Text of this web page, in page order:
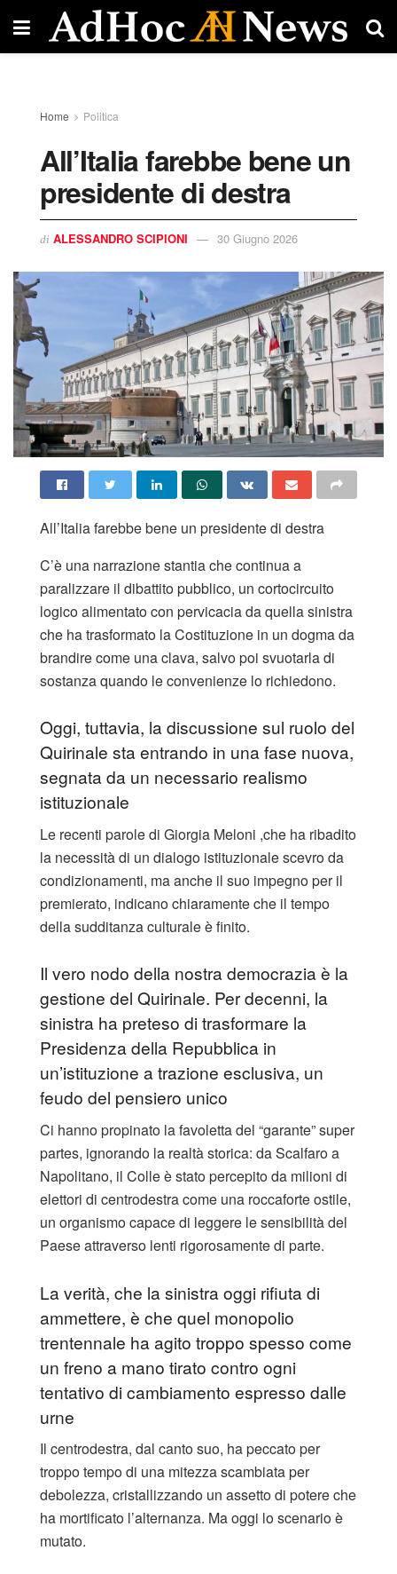
Home Politica
All’Italia farebbe bene un
presidente di destra ​
di ALESSANDRO SCIPIONI 30 Giugno 2026
All’Italia farebbe bene un presidente di destra
​C’è una narrazione stantia che continua a
paralizzare il dibattito pubblico, un cortocircuito
logico alimentato con pervicacia da quella sinistra
che ha trasformato la Costituzione in un dogma da
brandire come una clava, salvo poi svuotarla di
sostanza quando le convenienze lo richiedono.
Oggi, tuttavia, la discussione sul ruolo del
Quirinale sta entrando in una fase nuova,
segnata da un necessario realismo
istituzionale
Le recenti parole di Giorgia Meloni ,che ha ribadito
la necessità di un dialogo istituzionale scevro da
condizionamenti, ma anche il suo impegno per il
premierato, indicano chiaramente che il tempo
della sudditanza culturale è finito.
​Il vero nodo della nostra democrazia è la
gestione del Quirinale. Per decenni, la
sinistra ha preteso di trasformare la
Presidenza della Repubblica in
un’istituzione a trazione esclusiva, un
feudo del pensiero unico
Ci hanno propinato la favoletta del “garante” super
partes, ignorando la realtà storica: da Scalfaro a
Napolitano, il Colle è stato percepito da milioni di
elettori di centrodestra come una roccaforte ostile,
un organismo capace di leggere le sensibilità del
Paese attraverso lenti rigorosamente di parte.
La verità, che la sinistra oggi rifiuta di
ammettere, è che quel monopolio
trentennale ha agito troppo spesso come
un freno a mano tirato contro ogni
tentativo di cambiamento espresso dalle
urne
​Il centrodestra, dal canto suo, ha peccato per
troppo tempo di una mitezza scambiata per
debolezza, cristallizzando un assetto di potere che
ha mortificato l’alternanza. Ma oggi lo scenario è
mutato.